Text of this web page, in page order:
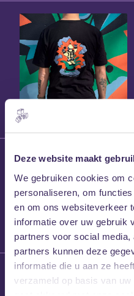
Deze website maakt
We gebruiken cookies om
personaliseren, om
en om ons websiteverkeer
informatie over uw gebruik
partners voor social
partners kunnen deze
informatie die u aan ze
verzameld op basis van